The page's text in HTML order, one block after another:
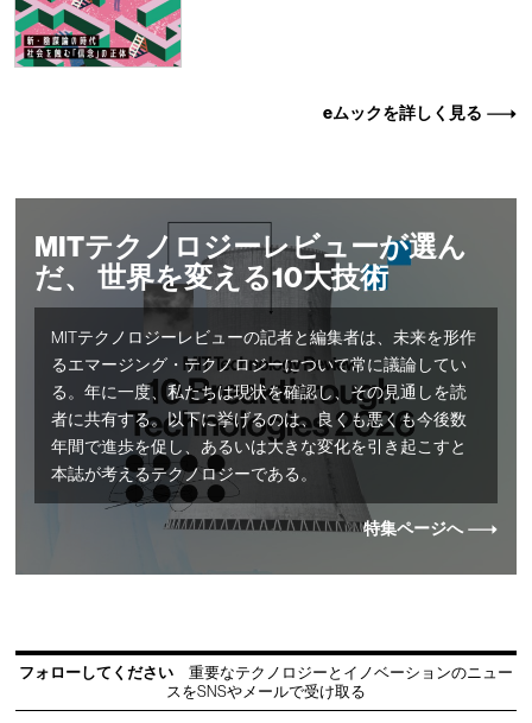
eムックを詳しく見る
MITテクノロジーレビューが選ん
だ、 世界を変える10大技術
MITテクノロジーレビューの記者と編集者は、未来を形作
るエマージング・テクノロジーについて常に議論してい
る。年に一度、私たちは現状を確認し、その見通しを読
者に共有する。以下に挙げるのは、良くも悪くも今後数
年間で進歩を促し、あるいは大きな変化を引き起こすと
本誌が考えるテクノロジーである。
特集ページへ
フォローしてください
重要なテクノロジーとイノベーションのニュー
スをSNSやメールで受け取る